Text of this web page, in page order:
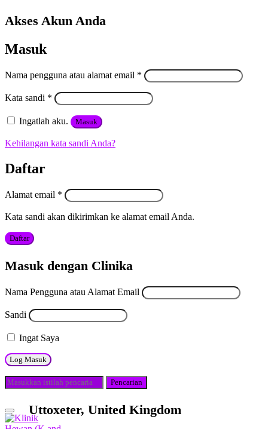
Akses Akun Anda
Masuk
Nama pengguna atau alamat email *
Kata sandi *
Ingatlah aku. Masuk
Kehilangan kata sandi Anda?
Daftar
Alamat email *
Kata sandi akan dikirimkan ke alamat email Anda.
Daftar
Masuk dengan Clinika
Nama Pengguna atau Alamat Email
Sandi
Ingat Saya
Uttoxeter, United Kingdom